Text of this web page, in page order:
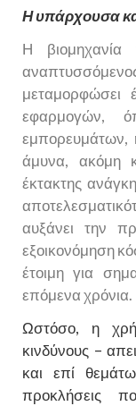
Η υπάρχουσα
Η
μεταμορφώσει
εφαρμογών,
εμπορευμάτων,
άμυνα, ακόμη
έκτακτης
αυξάνει την
εξοικονόμηση
έτοιμη για
επόμενα χρόνια.
Ωστόσο, η
κινδύνους –
και επί
προκλήσεις